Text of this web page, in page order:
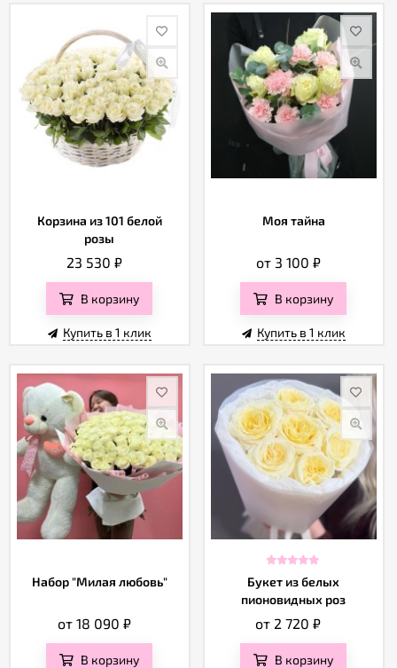
Корзина из 101 белой
розы
23 530 ₽
В корзину
Купить в 1 клик
Моя тайна
от 3 100 ₽
В корзину
Купить в 1 клик
Набор "Милая любовь"
от 18 090 ₽
В корзину
Букет из белых
пионовидных роз
от 2 720₽
В корзину